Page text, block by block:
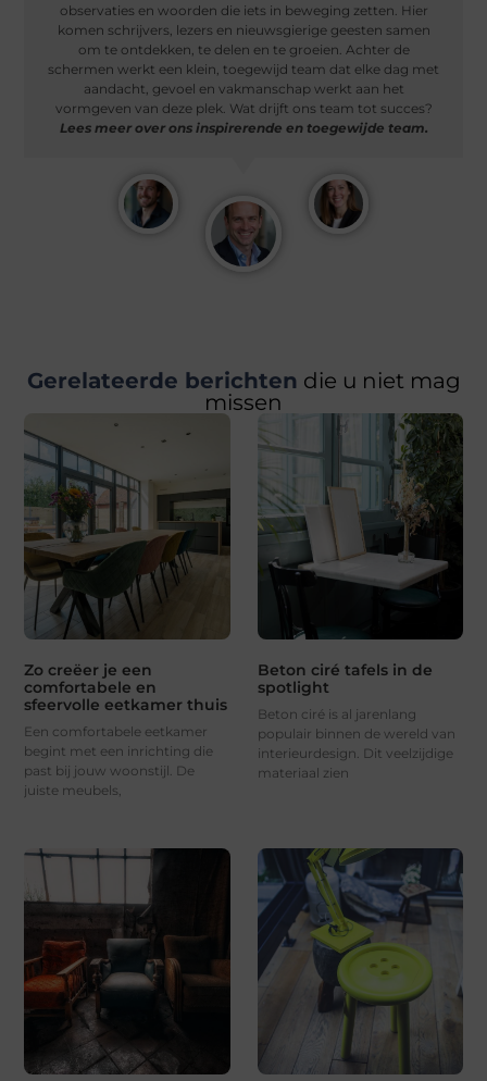
observaties en woorden die iets in beweging zetten. Hier
komen schrijvers, lezers en nieuwsgierige geesten samen
om te ontdekken, te delen en te groeien. Achter de
schermen werkt een klein, toegewijd team dat elke dag met
aandacht, gevoel en vakmanschap werkt aan het
vormgeven van deze plek. Wat drijft ons team tot succes?
Lees meer over ons inspirerende en toegewijde team.
Gerelateerde berichten die u niet mag
missen
Zo creëer je een
comfortabele en
sfeervolle eetkamer thuis
Een comfortabele eetkamer
begint met een inrichting die
past bij jouw woonstijl. De
juiste meubels,
Beton ciré tafels in de
spotlight
Beton ciré is al jarenlang
populair binnen de wereld van
interieurdesign. Dit veelzijdige
materiaal zien